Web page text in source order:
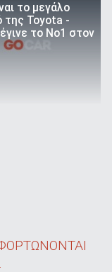
τo μεγάλο
της Toyota -
έγινε το Νο1 στον